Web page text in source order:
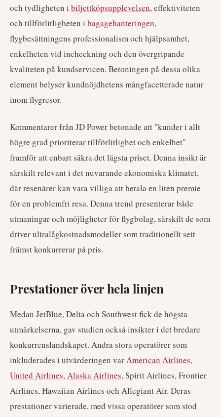
och tydligheten i biljettköpsupplevelsen, effektiviteten
och tillförlitligheten i bagagehanteringen,
flygbesättningens professionalism och hjälpsamhet,
enkelheten vid incheckning och den övergripande
kvaliteten på kundservicen. Betoningen på dessa olika
element belyser kundnöjdhetens mångfacetterade natur
inom flygresor.
Kommentarer från JD Power betonade att "kunder i allt
högre grad prioriterar tillförlitlighet och enkelhet"
framför att enbart säkra det lägsta priset. Denna insikt är
särskilt relevant i det nuvarande ekonomiska klimatet,
där resenärer kan vara villiga att betala en liten premie
för en problemfri resa. Denna trend presenterar både
utmaningar och möjligheter för flygbolag, särskilt de som
driver ultralågkostnadsmodeller som traditionellt sett
främst konkurrerar på pris.
Prestationer över hela linjen
Medan JetBlue, Delta och Southwest fick de högsta
utmärkelserna, gav studien också insikter i det bredare
konkurrenslandskapet. Andra stora operatörer som
inkluderades i utvärderingen varAmerican Airlines,
United Airlines,Alaska Airlines, Spirit Airlines, Frontier
Airlines, Hawaiian Airlines och Allegiant Air. Deras
prestationer varierade, med vissa operatörer som stod